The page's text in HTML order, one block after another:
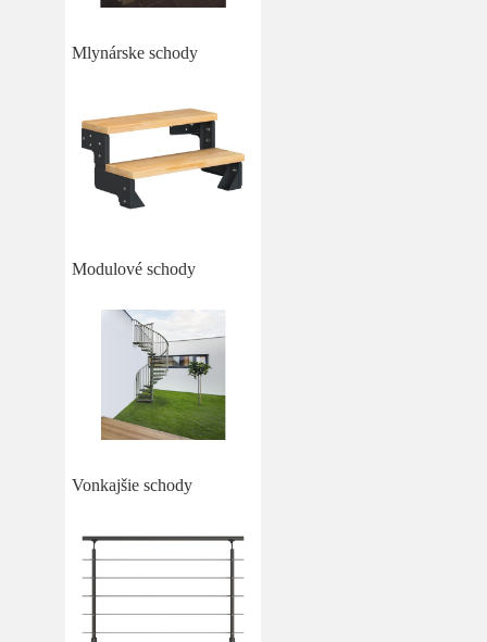
Mlynárske schody
Modulové schody
Vonkajšie schody